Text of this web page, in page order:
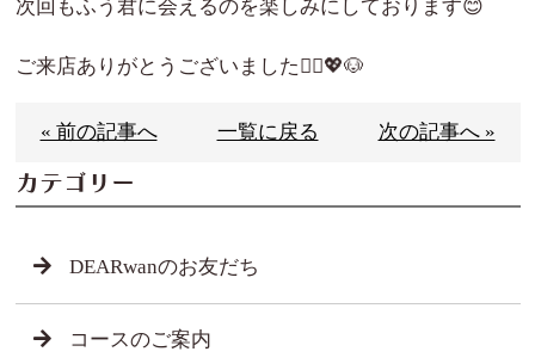
次回もふう君に会えるのを楽しみにしております😊
ご来店ありがとうございました🙇‍♀️💖🐶
« 前の記事へ 一覧に戻る 次の記事へ »
カテゴリー
DEARwanのお友だち
コースのご案内